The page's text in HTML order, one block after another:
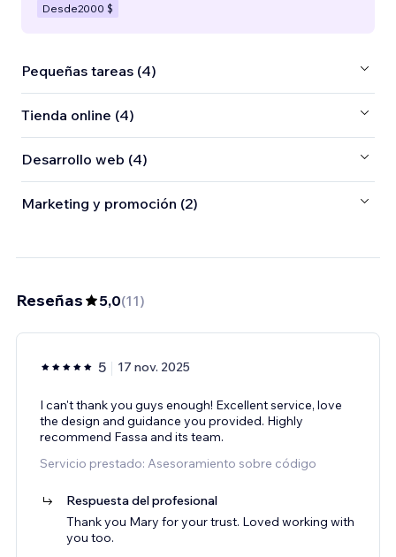
Desde2000 $
Pequeñas tareas (4)
Tienda online (4)
Desarrollo web (4)
Marketing y promoción (2)
Reseñas 5,0(11)
5 17 nov. 2025
I can't thank you guys enough! Excellent service, love
the design and guidance you provided. Highly
recommend Fassa and its team.
Servicio prestado: Asesoramiento sobre código
Respuesta del profesional
Thank you Mary for your trust. Loved working with
you too.